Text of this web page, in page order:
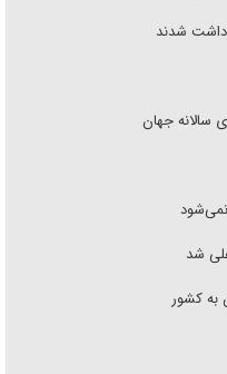
سالانه جهان
نمی‌شود
شد